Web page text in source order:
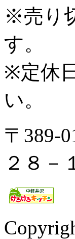
※売り
す。
※定休
〒389-
２８－